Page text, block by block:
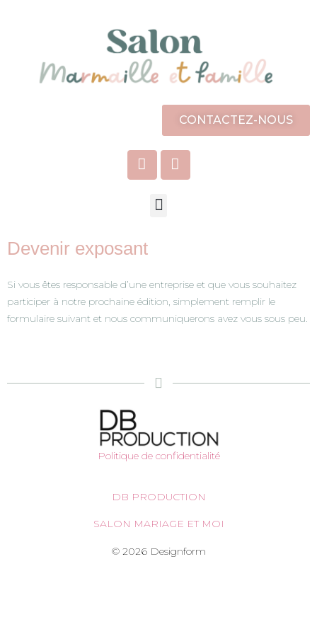
CONTACTEZ-NOUS
Devenir exposant
Si vous êtes responsable d’une entreprise et que vous souhaitez
participer à notre prochaine édition, simplement remplir le
formulaire suivant et nous communiquerons avez vous sous peu.
Politique de confidentialité
DB PRODUCTION
SALON MARIAGE ET MOI
© 2026 Designform